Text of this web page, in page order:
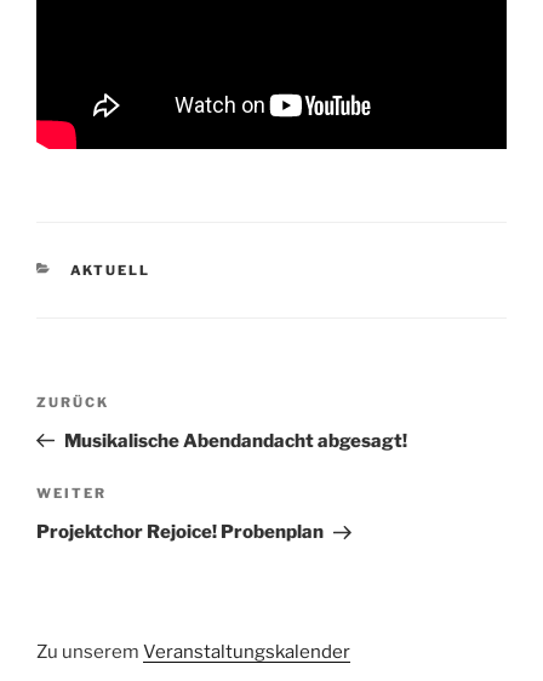
KATEGORIEN
AKTUELL
Beitragsnavigation
Vorheriger
Beitrag
ZURÜCK
Musikalische Abendandacht abgesagt!
Nächster
Beitrag
WEITER
Projektchor Rejoice! Probenplan
Zu unserem Veranstaltungskalender